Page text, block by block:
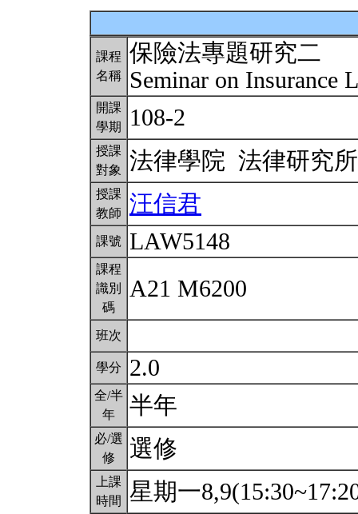
課程
名稱
保險法專題研究二
Seminar on Insurance
開課
學期
108-2
授課
對象
法律學院 法律研究
授課
教師
汪信君
課號 LAW5148
課程
識別
碼
A21 M6200
班次
學分 2.0
全/半
年
半年
必/選
修
選修
上課
時間
星期一